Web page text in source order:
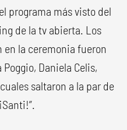
programa más visto del
de la tv abierta. Los
la ceremonia fueron
Daniela Celis,
saltaron a la par de